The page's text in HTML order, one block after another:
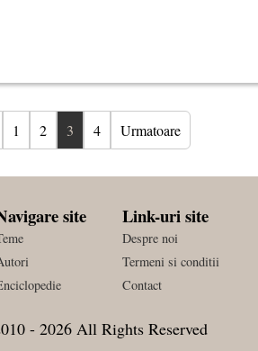
1 2 3 4 Urmatoare
site Link-uri site
Despre noi
Termeni si conditii
Contact
- 2026 All Rights Reserved